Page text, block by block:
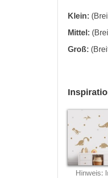
Klein:
Mittel:
Groß:
Hinweis: